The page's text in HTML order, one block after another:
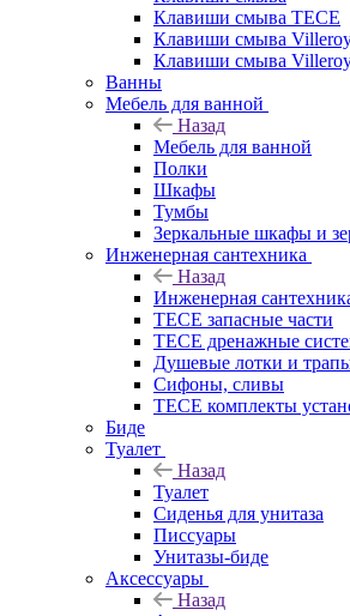
Клавиши смыва TECE
Клавиши смыва
Клавиши смыва
Ванны
Мебель для ванной
Назад
Мебель для ванной
Полки
Шкафы
Тумбы
Зеркальные шкафы и
Инженерная сантехника
Назад
Инженерная
TECE запасные части
TECE дренажные
Душевые лотки и
Сифоны, сливы
TECE комплекты
Биде
Туалет
Назад
Туалет
Сиденья для унитаза
Писсуары
Унитазы-биде
Аксессуары
Назад